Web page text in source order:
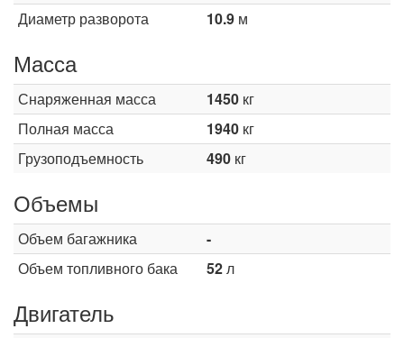
Диаметр разворота
10.9 м
Масса
Снаряженная масса 1450 кг
Полная масса
1940 кг
Грузоподъемность
490 кг
Объемы
Объем багажника
-
Объем топливного бака
52л
Двигатель